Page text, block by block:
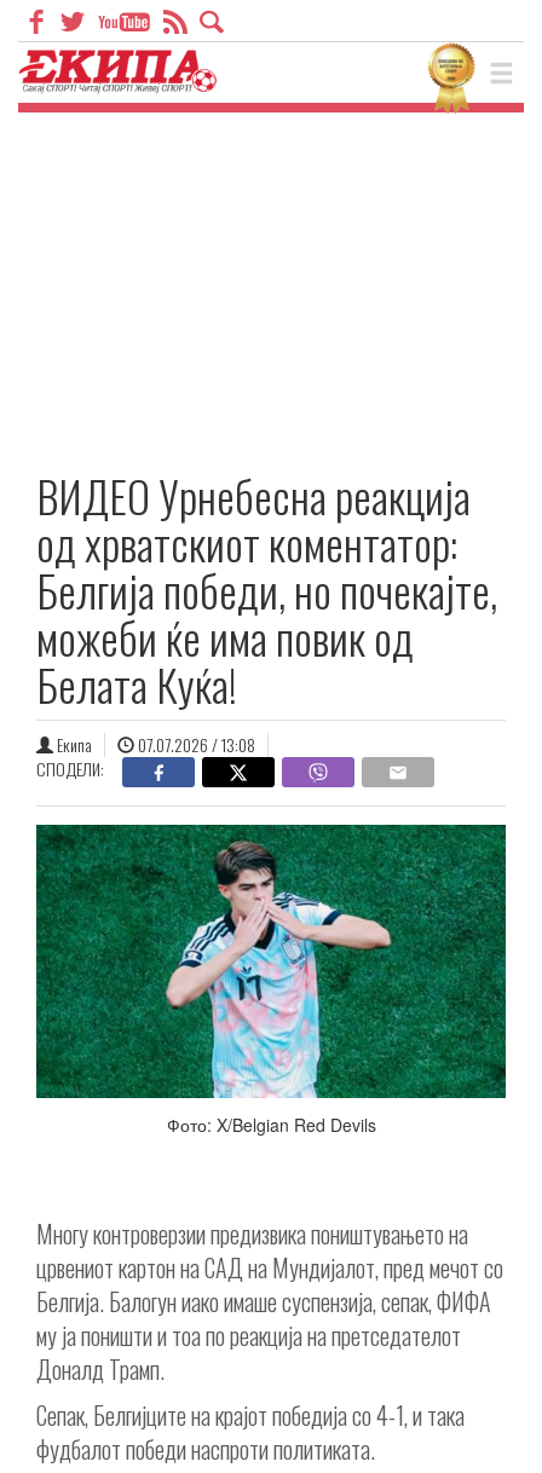
ВИДЕО Урнебесна реакција
од хрватскиот коментатор:
Белгија победи, но почекајте,
можеби ќе има повик од
Белата Куќа!
Екипа
07.07.2026 / 13:08
СПОДЕЛИ:
Фото: X/Belgian Red Devils
Многу контроверзии предизвика поништувањето на
црвениот картон на САД на Мундијалот, пред мечот со
Белгија. Балогун иако имаше суспензија, сепак, ФИФА
му ја поништи и тоа по реакција на претседателот
Доналд Трамп.
Сепак, Белгијците на крајот победија со 4-1, и така
фудбалот победи наспроти политиката.